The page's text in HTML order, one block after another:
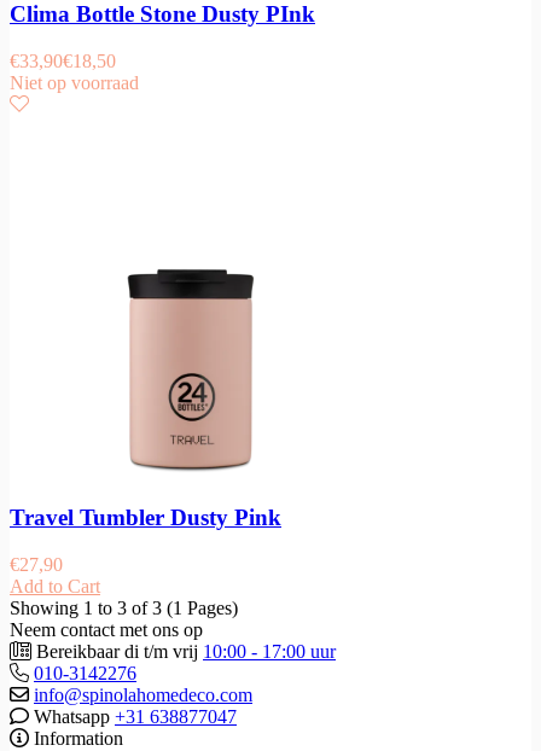
Clima Bottle Stone Dusty PInk
€33,90€18,50
Niet op voorraad
Travel Tumbler Dusty Pink
€27,90
Add to Cart
Showing 1 to 3 of 3 (1 Pages)
Neem contact met ons op
Bereikbaar di t/m vrij 10:00 - 17:00 uur
010-3142276
info@spinolahomedeco.com
Whatsapp +31 638877047
Information